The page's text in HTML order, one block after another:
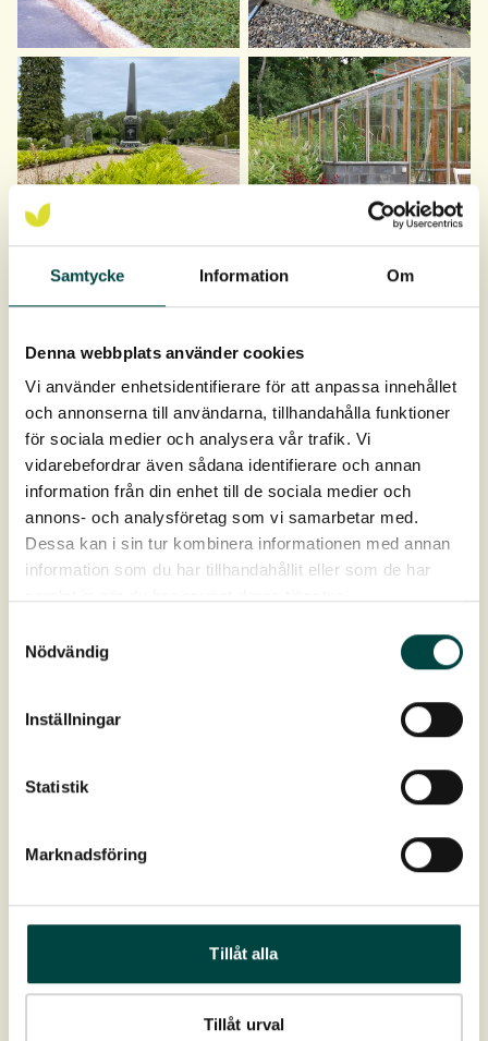
Samtycke Information Om
Denna webbplats använder cookies
Vi använder enhetsidentifierare för att anpassa innehållet
och annonserna till användarna, tillhandahålla funktioner
för sociala medier och analysera vår trafik. Vi
vidarebefordrar även sådana identifierare och annan
information från din enhet till de sociala medier och
annons- och analysföretag som vi samarbetar med.
Dessa kan i sin tur kombinera informationen med annan
information som du har tillhandahållit eller som de har
Nödvändig
Inställningar
Statistik
Marknadsföring
Tillåt alla
Tillåt urval